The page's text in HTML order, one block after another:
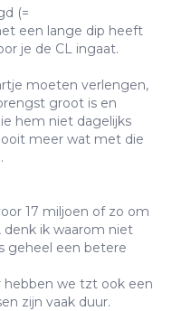
(=
een lange dip heeft
je de CL ingaat.
moeten verlengen,
groot is en
hem niet dagelijks
meer wat met die
17 miljoen of zo om
denk ik waarom niet
geheel een betere
hebben we tzt ook een
zijn vaak duur.